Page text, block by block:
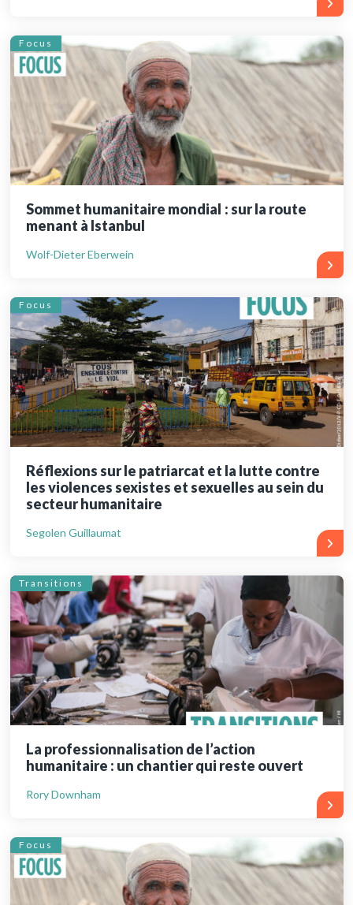
Focus
Sommet humanitaire mondial : sur la route
menant à Istanbul
Wolf-Dieter Eberwein
Focus
Réflexions sur le patriarcat et la lutte contre
les violences sexistes et sexuelles au sein du
secteur humanitaire
Segolen Guillaumat
Transitions
La professionnalisation de l’action
humanitaire : un chantier qui reste ouvert
Rory Downham
Focus